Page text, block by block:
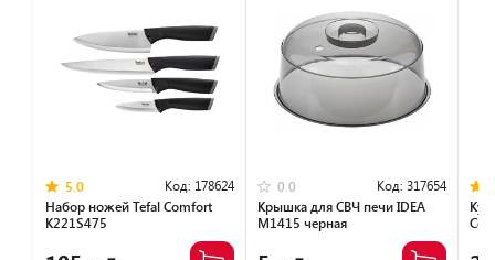
5.0 Код: 178624
Набор ножей Tefal Сomfort
K221S475
0.0 Код: 317654
Крышка для СВЧ печи IDEA
М1415 черная